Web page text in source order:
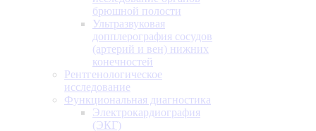
брюшной полости
Ультразвуковая
допплерография сосудов
(артерий и вен) нижних
конечностей
Рентгенологическое
исследование
Функциональная диагностика
Электрокардиография
(ЭКГ)